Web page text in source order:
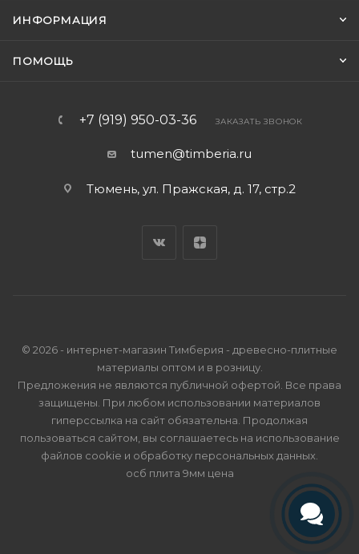
ИНФОРМАЦИЯ
ПОМОЩЬ
+7 (919) 950-03-36 ЗАКАЗАТЬ ЗВОНОК
tumen@timberia.ru
Тюмень, ул. Пражская, д. 17, стр.2
© 2026 - интернет-магазин Тимберия - древесно-плитные
материалы оптом и в розницу.
Предложения не являются публичной офертой. Все права
защищены. При любом использовании материалов
гиперссылка на сайт обязательна. Продолжая
пользоваться сайтом, вы соглашаетесь на использование
файлов cookie и обработку персональных данных
осб плита 9мм цена